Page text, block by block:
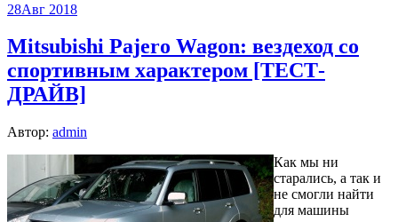
28Авг 2018
Mitsubishi Pajero Wagon: вездеход со
спортивным характером [ТЕСТ-
ДРАЙВ]
Автор: admin
Как мы ни
старались, а так и
не смогли найти
для машины